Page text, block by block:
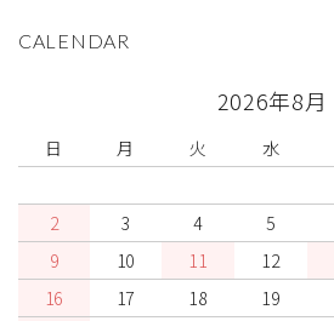
CALENDAR
2026年8月
日 月 火 水
2
3 4 5
9
10 11 12
16
17 18 19